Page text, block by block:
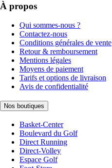
À propos
Qui sommes-nous ?
Contactez-nous
Conditions générales de vente
Retour & remboursement
Mentions légales
Moyens de paiement
Tarifs et options de livraison
Avis de confidentialité
Nos boutiques
Basket-Center
Boulevard du Golf
Direct Running
Direct-Volley
Espace Golf